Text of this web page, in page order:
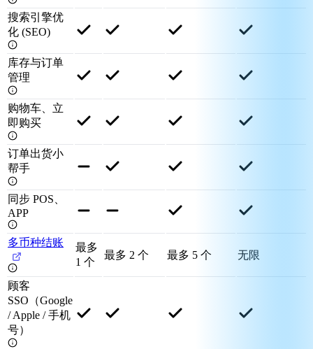
搜索引擎优
化 (SEO)
库存与订单
管理
购物车、立
即购买
订单出货小
帮手
同步 POS、
APP
多币种结账
最多
1 个
最多 2 个 最多 5 个 无限
顾客
SSO（Google
/ Apple / 手机
号）